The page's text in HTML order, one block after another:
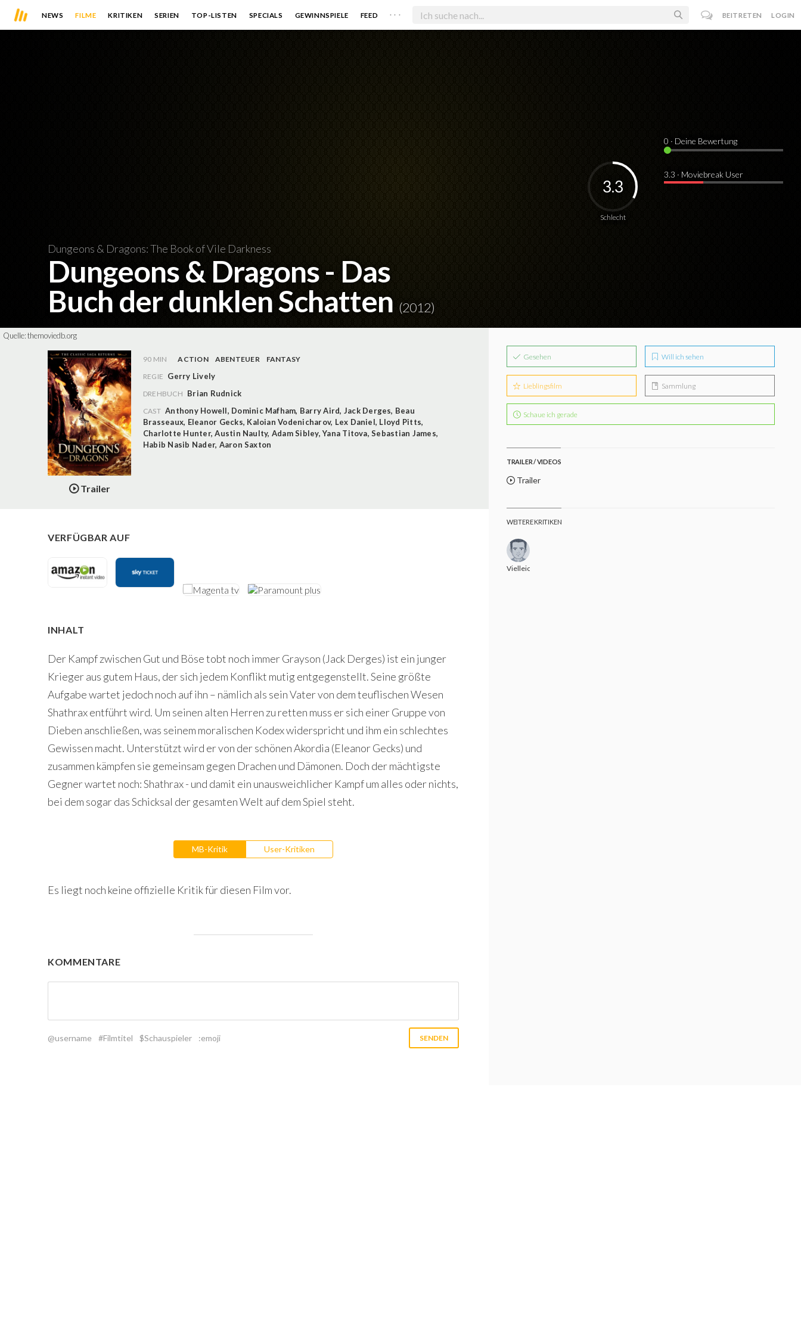
NEWS FILME KRITIKEN SERIEN TOP-LISTEN SPECIALS GEWINNSPIELE FEED . . . BEITRETEN LOGIN
Dungeons & Dragons: The Book of Vile Darkness
Dungeons & Dragons - Das
Buch der dunklen Schatten (2012)
Schlecht
3.3
0 · Deine Bewertung
3.3 · Moviebreak User
Quelle:themoviedb.org
Trailer
90 MIN ACTION ABENTEUER
FANTASY
REGIE Gerry Lively
DREHBUCH Brian Rudnick
CAST Anthony Howell, Dominic Mafham, Barry Aird, Jack Derges, Beau
Brasseaux, Eleanor Gecks, Kaloian Vodenicharov, Lex Daniel, Lloyd Pitts,
Charlotte Hunter,Austin Naulty, Adam Sibley,Yana Titova,Sebastian James,
Habib Nasib Nader, Aaron Saxton
VERFÜGBAR AUF
INHALT
Der Kampf zwischen Gut und Böse tobt noch immer Grayson (Jack Derges) ist ein junger
Krieger aus gutem Haus, der sich jedem Konflikt mutig entgegenstellt. Seine größte
Aufgabe wartet jedoch noch auf ihn – nämlich als sein Vater von dem teuflischen Wesen
Shathrax entführt wird. Um seinen alten Herren zu retten muss er sich einer Gruppe von
Dieben anschließen, was seinem moralischen Kodex widerspricht und ihm ein schlechtes
Gewissen macht. Unterstützt wird er von der schönen Akordia (Eleanor Gecks) und
zusammen kämpfen sie gemeinsam gegen Drachen und Dämonen. Doch der mächtigste
Gegner wartet noch: Shathrax - und damit ein unausweichlicher Kampf um alles oder nichts,
bei dem sogar das Schicksal der gesamten Welt auf dem Spiel steht.
MB-Kritik User-Kritiken
Es liegt noch keine offizielle Kritik für diesen Film vor.
KOMMENTARE
@username #Filmtitel $Schauspieler :emoji
Gesehen Will ich sehen
Lieblingsfilm Sammlung
Schaue ich gerade
TRAILER / VIDEOS
Trailer
WEITERE KRITIKEN
VielleichtanstillenTagen